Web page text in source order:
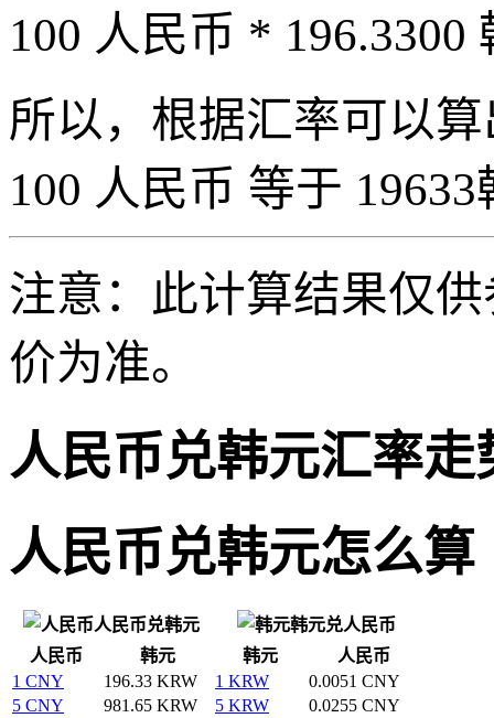
100 人民币 * 196.3300
所以，根据汇率可以
100 人民币 等于
注意：此计算结果仅
价为准。
人民币兑韩元汇率走
人民币兑韩元怎么算
人民币兑韩元
韩元兑人民币
人民币
韩元 韩元
人民币
1 CNY
196.33 KRW 1 KRW
0.0051 CNY
5 CNY
981.65 KRW 5 KRW
0.0255 CNY